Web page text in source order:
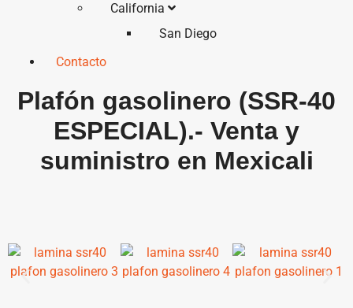
California
San Diego
Contacto
Plafón gasolinero (SSR-40
ESPECIAL).- Venta y
suministro en Mexicali